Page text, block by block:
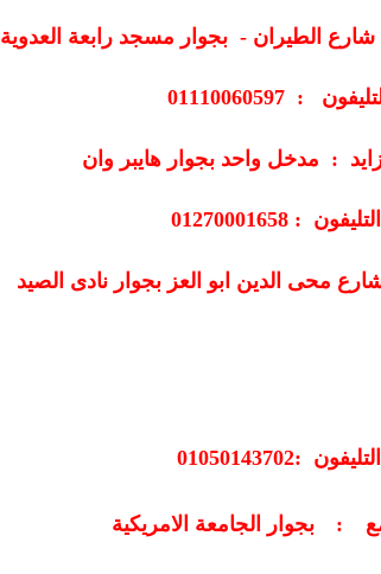
شارع الطيران - بجوار مسجد رابعة العدوية
: 01110060597
مدخل واحد بجوار هايبر وان :
01270001658 :
01050143702:
بجوار الجامعة الامريكية :